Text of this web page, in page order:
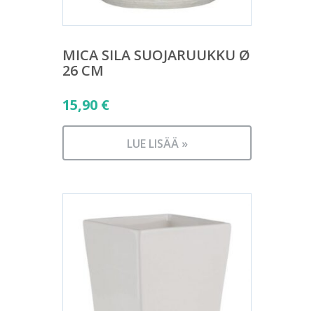
MICA SILA SUOJARUUKKU Ø
26 CM
15,90 €
LUE LISÄÄ »